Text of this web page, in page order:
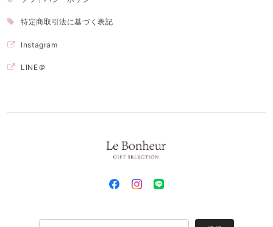
特定商取引法に基づく表記
Instagram
LINE＠